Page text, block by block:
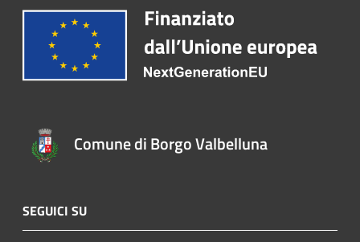
Comune di Borgo Valbelluna
SEGUICI SU